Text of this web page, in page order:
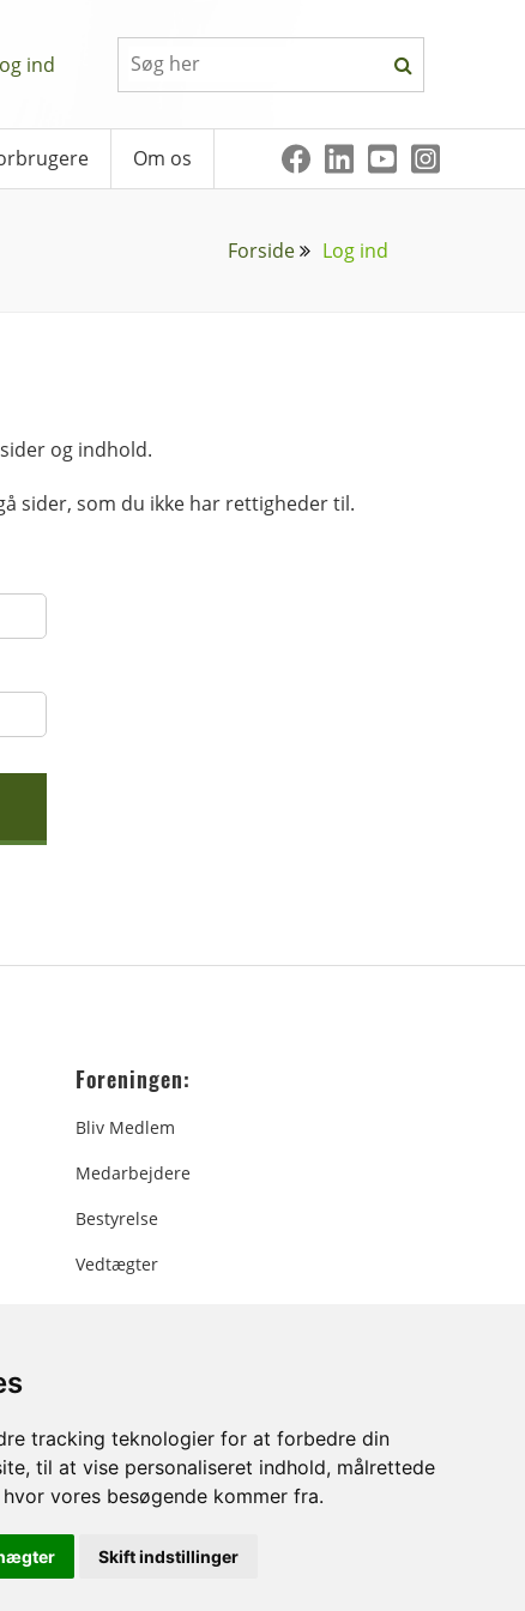
tracking teknologier for at forbedre din
til at vise personaliseret indhold, målrettede
vores besøgende kommer fra.
Skift indstillinger
ind
Om os
Forside Log ind
og indhold.
sider, som du ikke har rettigheder til.
Foreningen:
Bliv Medlem
Medarbejdere
Bestyrelse
Vedtægter